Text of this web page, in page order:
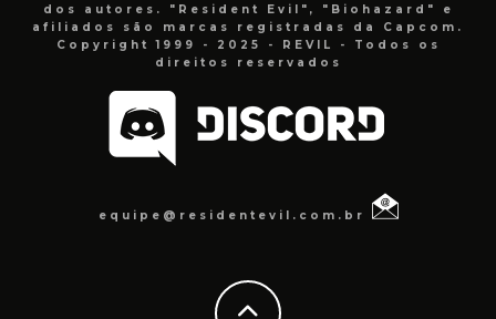
dos autores. "Resident Evil", "Biohazard" e
afiliados são marcas registradas da Capcom.
Copyright 1999 - 2025 - REVIL - Todos os
direitos reservados
equipe@residentevil.com.br